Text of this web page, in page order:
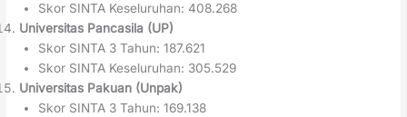
Skor SINTA Keseluruhan: 408.268
Universitas Pancasila (UP)
Skor SINTA 3 Tahun: 187.621
Skor SINTA Keseluruhan: 305.529
Universitas Pakuan (Unpak)
Skor SINTA 3 Tahun: 169.138